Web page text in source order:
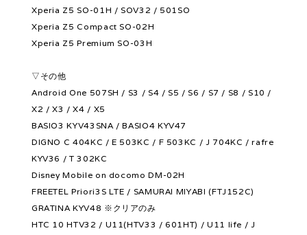
Xperia Z5 SO-01H / SOV32 / 501SO
Xperia Z5 Compact SO-02H
Xperia Z5 Premium SO-03H
▽その他
Android One 507SH / S3 / S4 / S5 / S6 / S7 / S8 / S10 /
X2 / X3 / X4 / X5
BASIO3 KYV43SNA / BASIO4 KYV47
DIGNO C 404KC / E 503KC / F 503KC / J 704KC / rafre
KYV36 / T 302KC
Disney Mobile on docomo DM-02H
FREETEL Priori3S LTE / SAMURAI MIYABI (FTJ152C)
GRATINA KYV48 ※クリアのみ
HTC 10 HTV32 / U11(HTV33 / 601HT) / U11 life / J